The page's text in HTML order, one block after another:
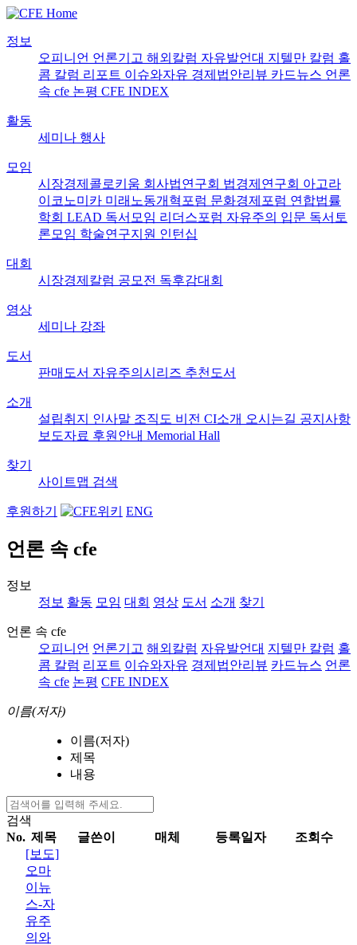
정보
오피니언 언론기고 해외칼럼 자유발언대 지텔만 칼럼 홀
콤 칼럼 리포트 이슈와자유 경제법안리뷰 카드뉴스 언론
속 cfe 논평 CFE INDEX
활동
세미나 행사
모임
시장경제콜로키움 회사법연구회 법경제연구회 아고라
이코노미카 미래노동개혁포럼 문화경제포럼 연합법률
학회 LEAD 독서모임 리더스포럼 자유주의 입문 독서토
론모임 학술연구지원 인턴십
대회
시장경제칼럼 공모전 독후감대회
영상
세미나 강좌
도서
판매도서 자유주의시리즈 추천도서
소개
설립취지 인사말 조직도 비전 CI소개 오시는길 공지사항
보도자료 후원안내 Memorial Hall
찾기
사이트맵 검색
후원하기 ENG
언론 속 cfe
정보
정보 활동 모임 대회 영상 도서 소개 찾기
언론 속 cfe
오피니언 언론기고 해외칼럼 자유발언대 지텔만 칼럼 홀
콤 칼럼 리포트 이슈와자유 경제법안리뷰 카드뉴스 언론
속 cfe 논평 CFE INDEX
이름(저자)
이름(저자)
제목
내용
검색
No. 제목 글쓴이 매체 등록일자 조회수
[보도]
오마
이뉴
스-자
유주
의와